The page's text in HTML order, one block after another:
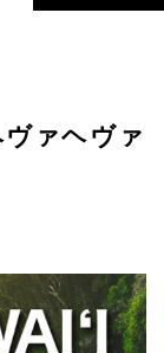
ァヘヴァ